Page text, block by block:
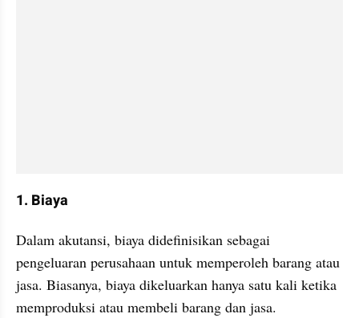
1. Biaya
Dalam akutansi, biaya didefinisikan sebagai
pengeluaran perusahaan untuk memperoleh barang atau
jasa. Biasanya, biaya dikeluarkan hanya satu kali ketika
memproduksi atau membeli barang dan jasa.